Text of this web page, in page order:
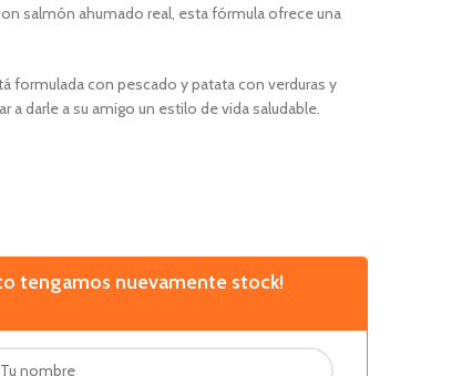
salmón ahumado real, esta fórmula ofrece una
formulada con pescado y patata con verduras y
darle a su amigo un estilo de vida saludable.
tengamos nuevamente stock!